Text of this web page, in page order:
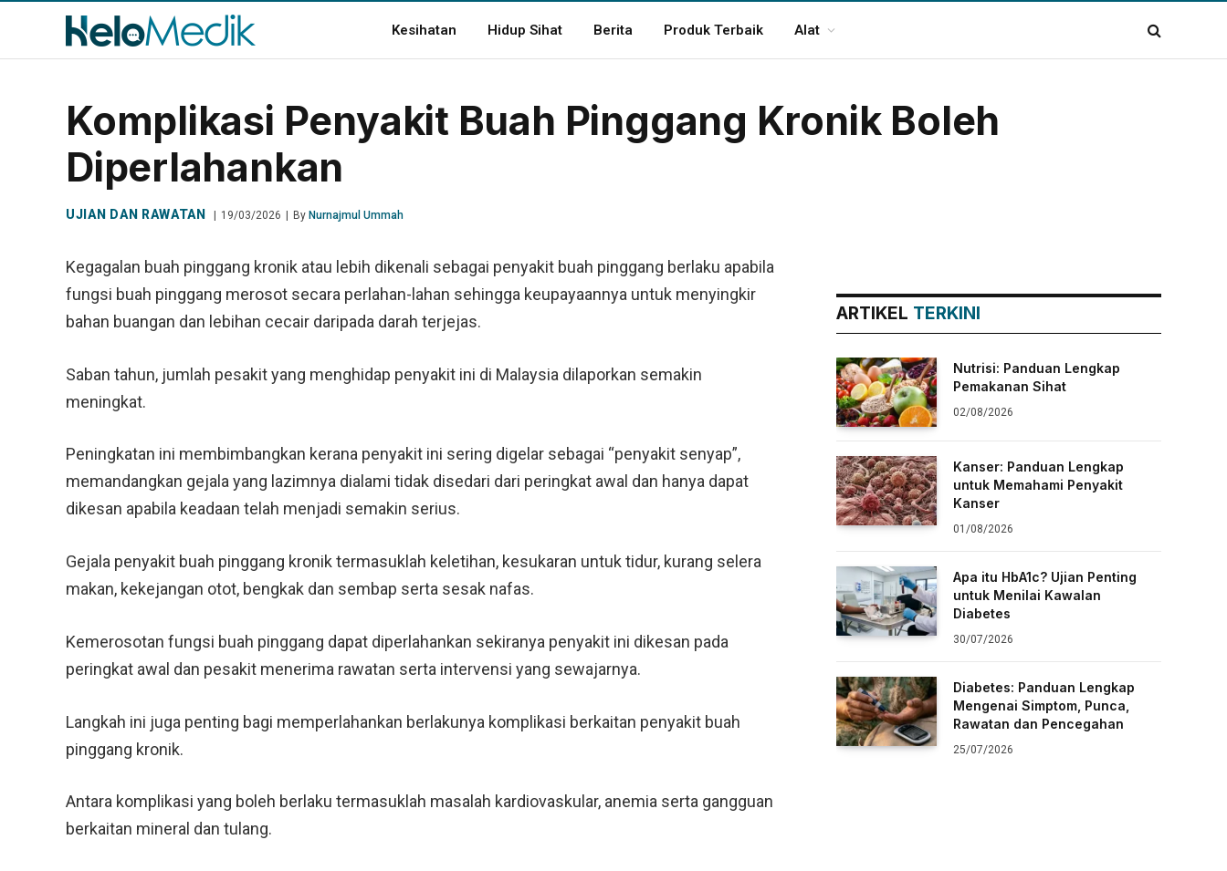
Kesihatan Hidup Sihat Berita Produk Terbaik Alat
Komplikasi Penyakit Buah Pinggang Kronik Boleh
Diperlahankan
UJIAN DAN RAWATAN 19/03/2026 By Nurnajmul Ummah
Kegagalan buah pinggang kronik atau lebih dikenali sebagai penyakit buah pinggang berlaku apabila
fungsi buah pinggang merosot secara perlahan-lahan sehingga keupayaannya untuk menyingkir
bahan buangan dan lebihan cecair daripada darah terjejas.
Saban tahun, jumlah pesakit yang menghidap penyakit ini di Malaysia dilaporkan semakin
meningkat.
Peningkatan ini membimbangkan kerana penyakit ini sering digelar sebagai “penyakit senyap”,
memandangkan gejala yang lazimnya dialami tidak disedari dari peringkat awal dan hanya dapat
dikesan apabila keadaan telah menjadi semakin serius.
Gejala penyakit buah pinggang kronik termasuklah keletihan, kesukaran untuk tidur, kurang selera
makan, kekejangan otot, bengkak dan sembap serta sesak nafas.
Kemerosotan fungsi buah pinggang dapat diperlahankan sekiranya penyakit ini dikesan pada
peringkat awal dan pesakit menerima rawatan serta intervensi yang sewajarnya.
Langkah ini juga penting bagi memperlahankan berlakunya komplikasi berkaitan penyakit buah
pinggang kronik.
Antara komplikasi yang boleh berlaku termasuklah masalah kardiovaskular, anemia serta gangguan
berkaitan mineral dan tulang.
ARTIKEL TERKINI
Nutrisi: Panduan Lengkap
Pemakanan Sihat
02/08/2026
Kanser: Panduan Lengkap
untuk Memahami Penyakit
Kanser
01/08/2026
Apa itu HbA1c? Ujian Penting
untuk Menilai Kawalan
Diabetes
30/07/2026
Diabetes: Panduan Lengkap
Mengenai Simptom, Punca,
Rawatan dan Pencegahan
25/07/2026